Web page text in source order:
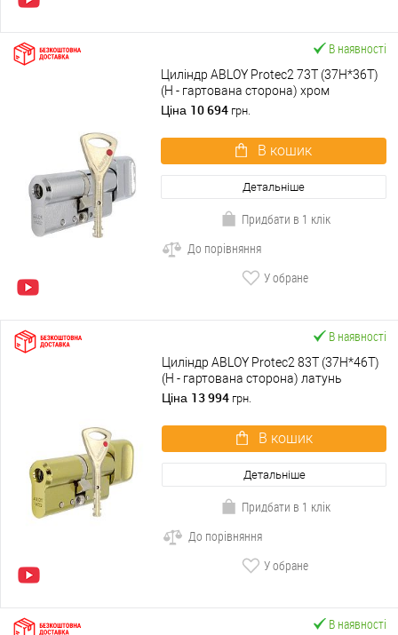
В наявності
Циліндр ABLOY Protec2 73T (37H*36T)
(H - гартована сторона) хром
полірований
Ціна 10 694 грн.
В кошик
Детальніше
Придбати в 1 клік
До порівняння
У обране
В наявності
Циліндр ABLOY Protec2 83T (37H*46T)
(H - гартована сторона) латунь
полірована
Ціна 13 994 грн.
В кошик
Детальніше
Придбати в 1 клік
До порівняння
У обране
В наявності